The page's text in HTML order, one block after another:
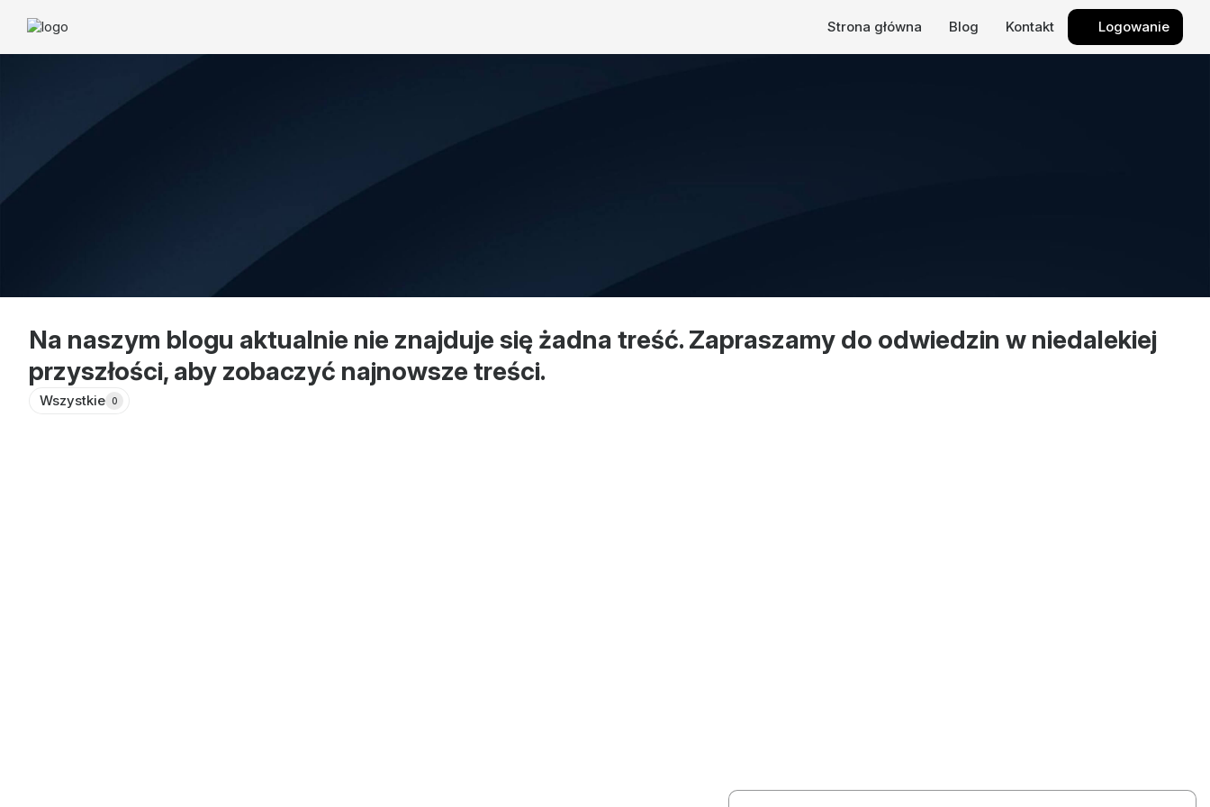
Strona główna Blog Kontakt Logowanie
Na naszym blogu aktualnie nie znajduje się żadna treść. Zapraszamy do odwiedzin w niedalekiej
przyszłości, aby zobaczyć najnowsze treści.
Wszystkie 0